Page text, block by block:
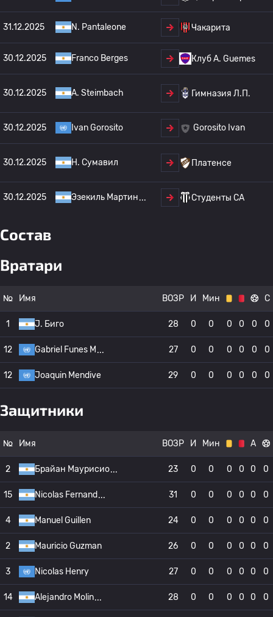
31.12.2025 N. Pantaleone Чакарита
30.12.2025 Franco Berges Клуб А. Guemes
30.12.2025 A. Steimbach Гимназия Л.П.
30.12.2025 Ivan Gorosito Gorosito Ivan
30.12.2025 Н. Сумавил Платенсе
30.12.2025 Эзекиль Мартин Студенты CA
Состав
Вратари
№ Имя ВОЗР И Мин С
1 J. Биго 28 0 0 0 0 0 0
12 Gabriel Funes M 27 0 0 0 0 0 0
12 Joaquin Mendive 29 0 0 0 0 0 0
Защитники
№ Имя ВОЗР И Мин А
2 Брайан Маурисио 23 0 0 0 0 0 0
15 Nicolas Fernand 31 0 0 0 0 0 0
4 Manuel Guillen 24 0 0 0 0 0 0
2 Mauricio Guzman 26 0 0 0 0 0 0
3 Nicolas Henry 27 0 0 0 0 0 0
14 Alejandro Molin 28 0 0 0 0 0 0